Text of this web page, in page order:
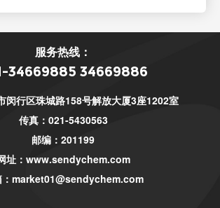
服务热线：
34669885 34669886
闵行区珠城路158号解放大厦3座1202室
传真：021-5430563
邮编：201199
址： www.sendychem.com
market01@sendychem.com